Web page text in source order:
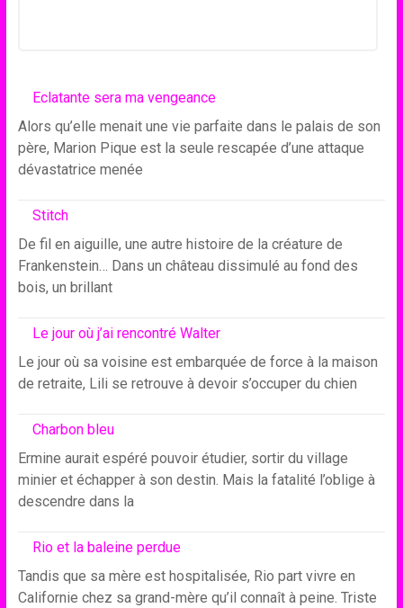
Eclatante sera ma vengeance
Alors qu’elle menait une vie parfaite dans le palais de son
père, Marion Pique est la seule rescapée d’une attaque
dévastatrice menée
Stitch
De fil en aiguille, une autre histoire de la créature de
Frankenstein… Dans un château dissimulé au fond des
bois, un brillant
Le jour où j’ai rencontré Walter
Le jour où sa voisine est embarquée de force à la maison
de retraite, Lili se retrouve à devoir s’occuper du chien
Charbon bleu
Ermine aurait espéré pouvoir étudier, sortir du village
minier et échapper à son destin. Mais la fatalité l’oblige à
descendre dans la
Rio et la baleine perdue
Tandis que sa mère est hospitalisée, Rio part vivre en
Californie chez sa grand-mère qu’il connaît à peine. Triste